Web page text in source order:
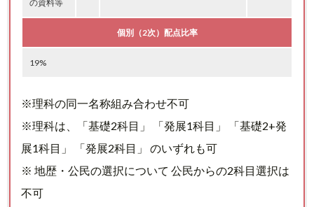
の資料等
個別（2次）配点比率
19%
※理科の同一名称組み合わせ不可
※理科は、「基礎2科目」 「発展1科目」 「基礎2+発
展1科目」 「発展2科目」 のいずれも可
※ 地歴・公民の選択について 公民からの2科目選択は
不可